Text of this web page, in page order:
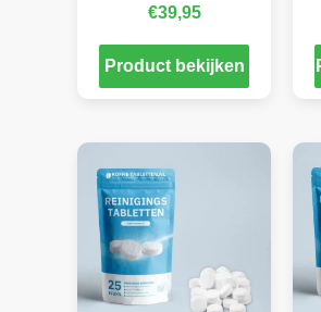
€39,95
Product bekijken